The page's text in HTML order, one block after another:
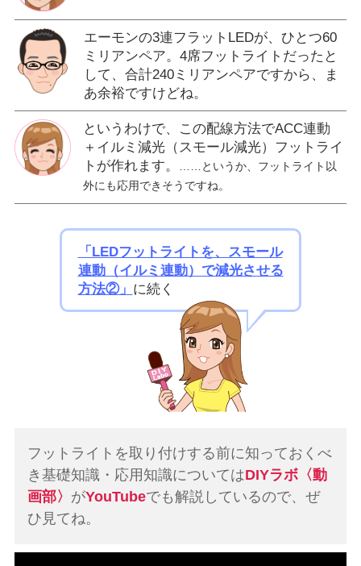
エーモンの3連フラットLEDが、ひとつ60
ミリアンペア。4席フットライトだったと
して、合計240ミリアンペアですから、ま
あ余裕ですけどね。
というわけで、この配線方法でACC連動
＋イルミ減光（スモール減光）フットライ
トが作れます。
……というか、フットライト以
外にも応用できそうですね。
「LEDフットライトを、スモール
連動（イルミ連動）で減光させる
方法②」 に続く
フットライトを取り付けする前に知っておくべ
き基礎知識・応用知識についてはDIYラボ〈動
画部〉 がYouTubeでも解説しているので、ぜ
ひ見てね。